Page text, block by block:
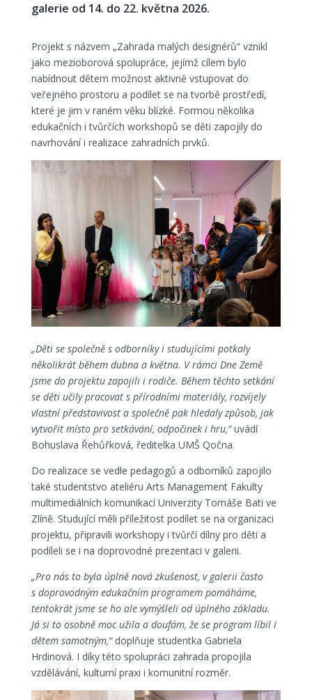
galerie od 14. do 22. května 2026.
Projekt s názvem „Zahrada malých designérů“ vznikl
jako mezioborová spolupráce, jejímž cílem bylo
nabídnout dětem možnost aktivně vstupovat do
veřejného prostoru a podílet se na tvorbě prostředí,
které je jim v raném věku blízké. Formou několika
edukačních i tvůrčích workshopů se děti zapojily do
navrhování i realizace zahradních prvků.
„Děti se společně s odborníky i studujícími potkaly
několikrát během dubna a května. V rámci Dne Země
jsme do projektu zapojili i rodiče. Během těchto setkání
se děti učily pracovat s přírodními materiály, rozvíjely
vlastní představivost a společně pak hledaly způsob, jak
vytvořit místo pro setkávání, odpočinek i hru,“uvádí
Bohuslava Řehůřková, ředitelka UMŠ Qočna.
Do realizace se vedle pedagogů a odborníků zapojilo
také studentstvo ateliéru Arts Management Fakulty
multimediálních komunikací Univerzity Tomáše Bati ve
Zlíně. Studující měli příležitost podílet se na organizaci
projektu, připravili workshopy i tvůrčí dílny pro děti a
podíleli se i na doprovodné prezentaci v galerii.
„Pro nás to byla úplně nová zkušenost, v galerii často
s doprovodným edukačním programem pomáháme,
tentokrát jsme se ho ale vymýšleli od úplného základu.
Já si to osobně moc užila a doufám, že se program líbil i
dětem samotným,“doplňuje studentka Gabriela
Hrdinová. I díky této spolupráci zahrada propojila
vzdělávání, kulturní praxi i komunitní rozměr.